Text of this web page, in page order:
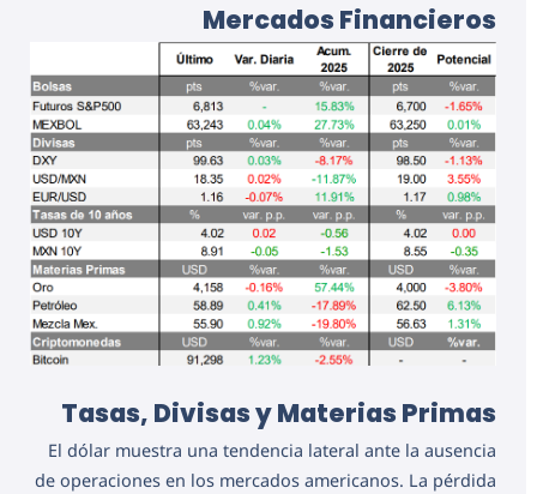
Mercados Financieros
Tasas, Divisas y Materias Primas
El dólar muestra una tendencia lateral ante la ausencia
de operaciones en los mercados americanos. La pérdida